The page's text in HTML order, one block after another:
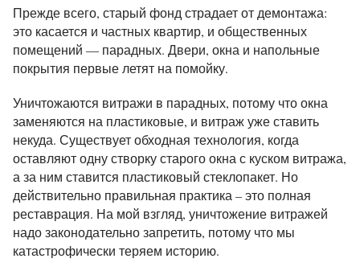
Прежде всего, старый фонд страдает от демонтажа:
это касается и частных квартир, и общественных
помещений — парадных. Двери, окна и напольные
покрытия первые летят на помойку.
Уничтожаются витражи в парадных, потому что окна
заменяются на пластиковые, и витраж уже ставить
некуда. Существует обходная технология, когда
оставляют одну створку старого окна с куском витража,
а за ним ставится пластиковый стеклопакет. Но
действительно правильная практика – это полная
реставрация. На мой взгляд, уничтожение витражей
надо законодательно запретить, потому что мы
катастрофически теряем историю.